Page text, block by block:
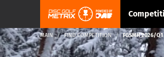
MAIN FIND COMPETITION FGSMH 2026/Q1